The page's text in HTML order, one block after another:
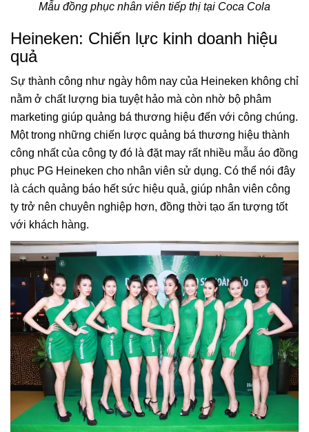
Mẫu đồng phục nhân viên tiếp thị tại Coca Cola
Heineken: Chiến lực kinh doanh hiệu
quả
Sự thành công như ngày hôm nay của Heineken không chỉ
nằm ở chất lượng bia tuyệt hảo mà còn nhờ bộ phâm
marketing giúp quảng bá thương hiệu đến với công chúng.
Một trong những chiến lược quảng bá thương hiệu thành
công nhất của công ty đó là đặt may rất nhiều mẫu áo đồng
phục PG Heineken cho nhân viên sử dụng. Có thể nói đây
là cách quảng báo hết sức hiệu quả, giúp nhân viên công
ty trở nên chuyên nghiệp hơn, đồng thời tạo ấn tượng tốt
với khách hàng.